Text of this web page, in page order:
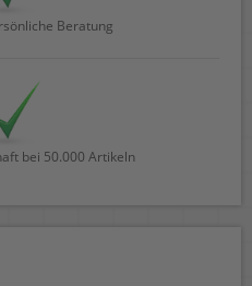
Beratung
bei 50.000 Artikeln